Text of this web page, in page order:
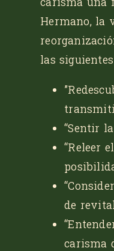
Hermano, la
las
“Sentir
“Releer
de
carisma